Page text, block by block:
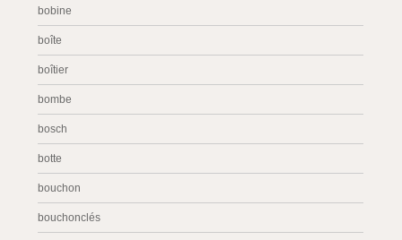
bobine
boîte
boîtier
bombe
bosch
botte
bouchon
bouchonclés